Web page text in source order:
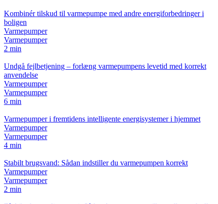
Kombinér tilskud til varmepumpe med andre energiforbedringer i
boligen
Varmepumper
Varmepumper
2 min
Undgå fejlbetjening – forlæng varmepumpens levetid med korrekt
anvendelse
Varmepumper
Varmepumper
6 min
Varmepumper i fremtidens intelligente energisystemer i hjemmet
Varmepumper
Varmepumper
4 min
Stabilt brugsvand: Sådan indstiller du varmepumpen korrekt
Varmepumper
Varmepumper
2 min